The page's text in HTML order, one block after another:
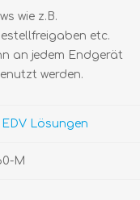
wie z.B.
etc.
an jedem Endgerät
werden.
Lösungen
M